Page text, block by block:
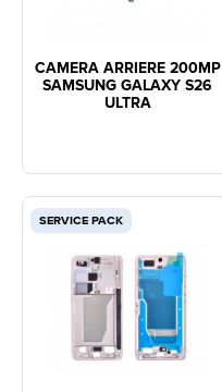
CAMERA ARRIERE 200MP
SAMSUNG GALAXY S26
ULTRA
SERVICE PACK